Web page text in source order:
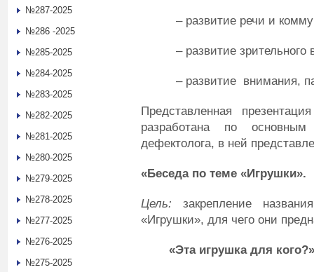
– развитие речи и
– развитие зрительного
– развитие внимания,
Представленная
разработана по
дефектолога, в ней
«Беседа по теме «Игрушки».
Цель: закрепление
«Игрушки», для чего они
«Эта игрушка для кого?»
№287-2025
№286 -2025
№285-2025
№284-2025
№283-2025
№282-2025
№281-2025
№280-2025
№279-2025
№278-2025
№277-2025
№276-2025
№275-2025